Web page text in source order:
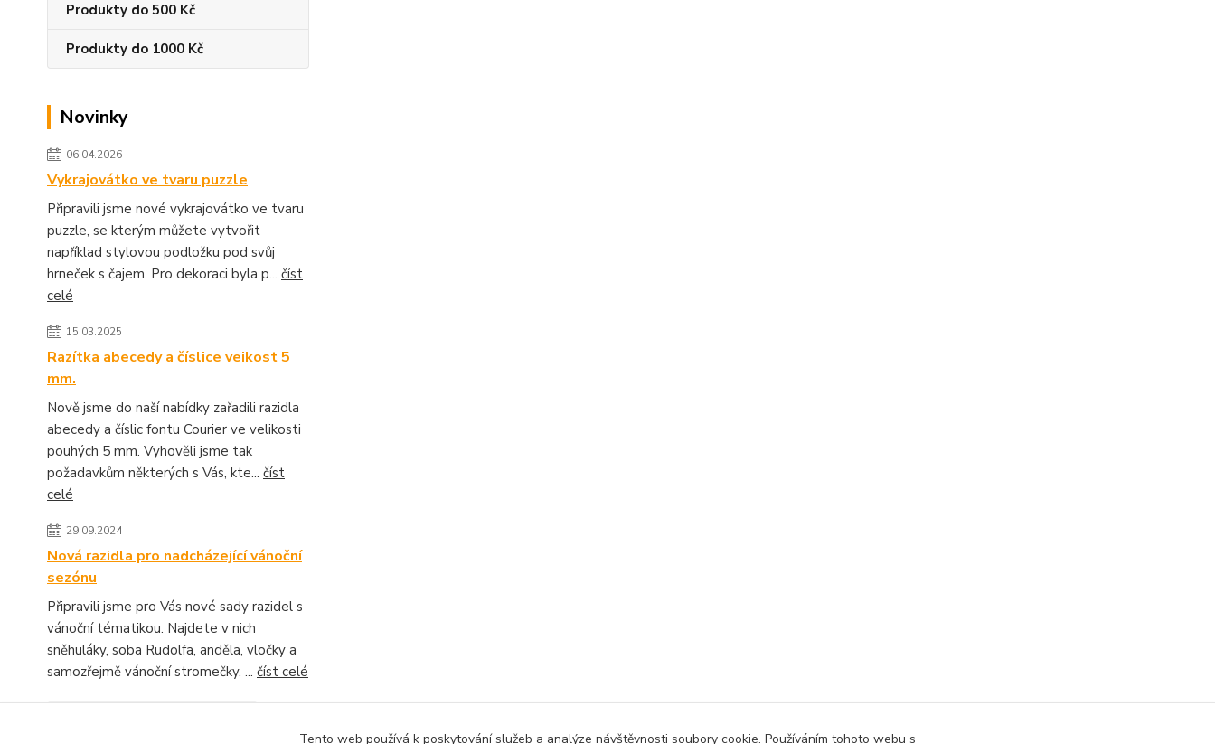
Produkty do 500 Kč
Produkty do 1000 Kč
Novinky
06.04.2026
Vykrajovátko ve tvaru puzzle
Připravili jsme nové vykrajovátko ve tvaru
puzzle, se kterým můžete vytvořit
například stylovou podložku pod svůj
hrneček s čajem. Pro dekoraci byla p... číst
celé
15.03.2025
Razítka abecedy a číslice veikost 5
mm.
Nově jsme do naší nabídky zařadili razidla
abecedy a číslic fontu Courier ve velikosti
pouhých 5 mm. Vyhověli jsme tak
požadavkům některých s Vás, kte... číst
celé
29.09.2024
Nová razidla pro nadcházející vánoční
sezónu
Připravili jsme pro Vás nové sady razidel s
vánoční tématikou. Najdete v nich
sněhuláky, soba Rudolfa, anděla, vločky a
samozřejmě vánoční stromečky. ... číst celé
Tento web používá k poskytování služeb a analýze návštěvnosti soubory cookie. Používáním tohoto webu s